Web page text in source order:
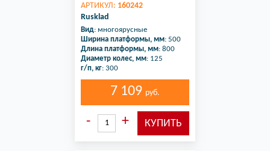
АРТИКУЛ: 160242
Rusklad
Вид: многоярусные
Ширина платформы, мм: 500
Длина платформы, мм: 800
Диаметр колес, мм: 125
г/п, кг: 300
7 109 руб.